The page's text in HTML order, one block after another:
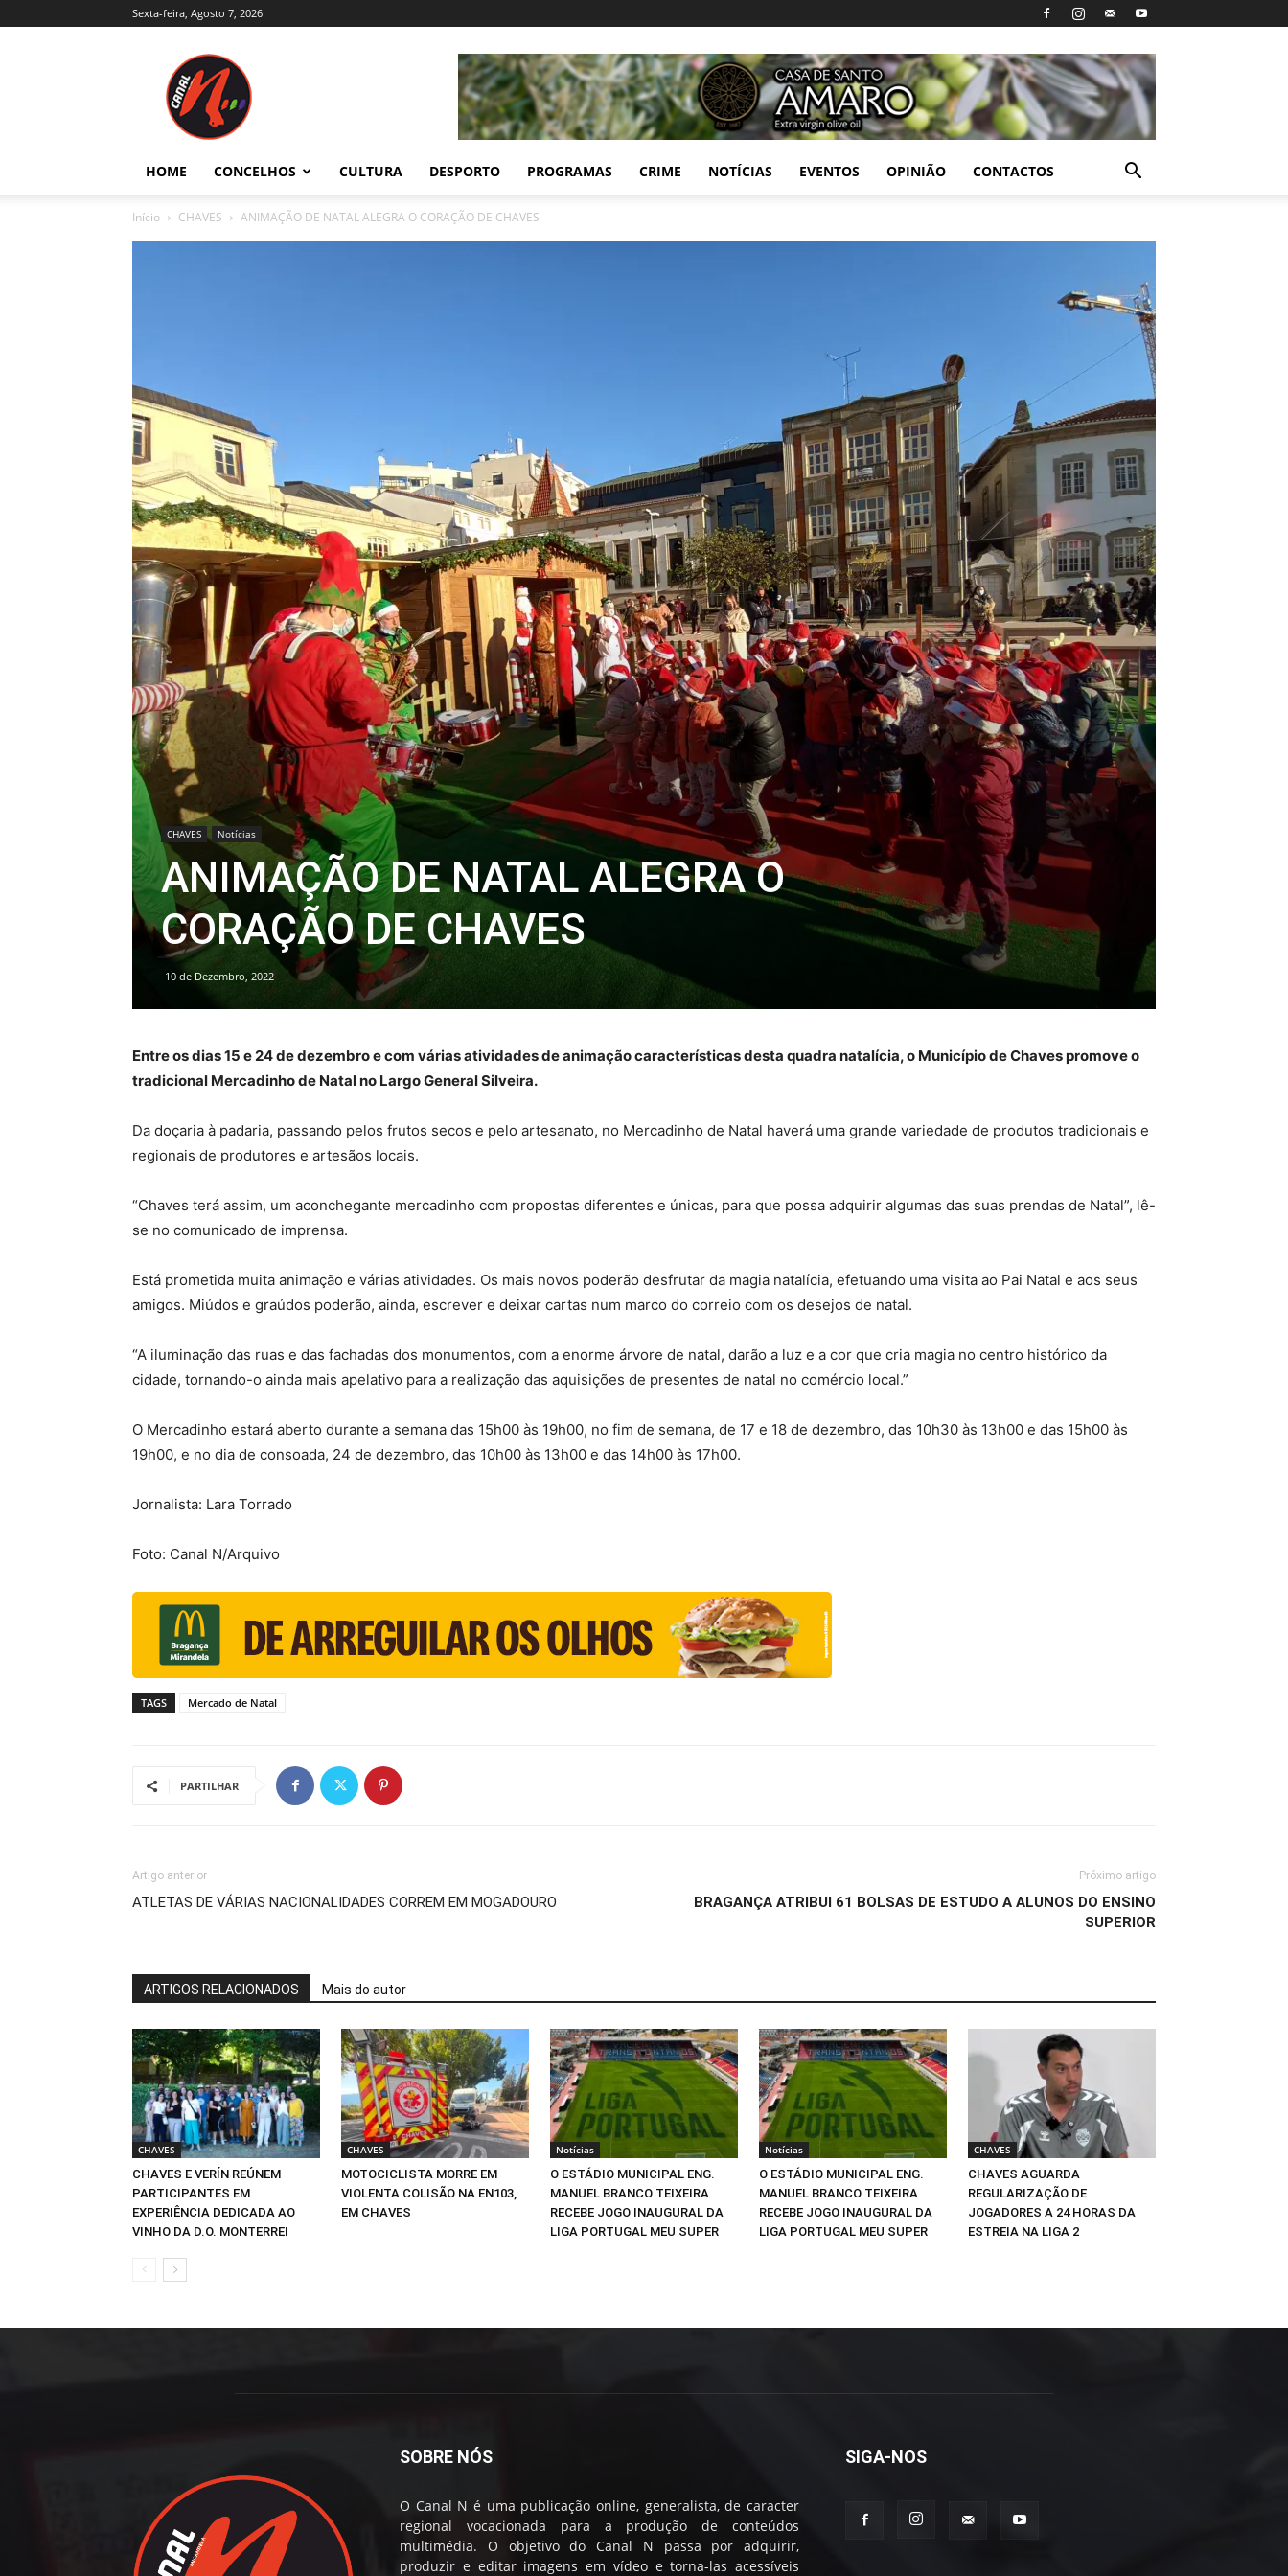
Sexta-feira, Agosto 7, 2026
Trás-
e
Alto
HOME CONCELHOS CULTURA DESPORTO PROGRAMAS CRIME NOTÍCIAS EVENTOS OPINIÃO CONTACTOS
Início CHAVES ANIMAÇÃO DE NATAL ALEGRA O CORAÇÃO DE CHAVES
CHAVES Notícias
ANIMAÇÃO DE NATAL ALEGRA O
CORAÇÃO DE CHAVES
10 de Dezembro, 2022
Entre os dias 15 e 24 de dezembro e com várias atividades de animação características desta quadra natalícia, o Município de Chaves promove o
tradicional Mercadinho de Natal no Largo General Silveira.
Da doçaria à padaria, passando pelos frutos secos e pelo artesanato, no Mercadinho de Natal haverá uma grande variedade de produtos tradicionais e
regionais de produtores e artesãos locais.
“Chaves terá assim, um aconchegante mercadinho com propostas diferentes e únicas, para que possa adquirir algumas das suas prendas de Natal”, lê-
se no comunicado de imprensa.
Está prometida muita animação e várias atividades. Os mais novos poderão desfrutar da magia natalícia, efetuando uma visita ao Pai Natal e aos seus
amigos. Miúdos e graúdos poderão, ainda, escrever e deixar cartas num marco do correio com os desejos de natal.
“A iluminação das ruas e das fachadas dos monumentos, com a enorme árvore de natal, darão a luz e a cor que cria magia no centro histórico da
cidade, tornando-o ainda mais apelativo para a realização das aquisições de presentes de natal no comércio local.”
O Mercadinho estará aberto durante a semana das 15h00 às 19h00, no fim de semana, de 17 e 18 de dezembro, das 10h30 às 13h00 e das 15h00 às
19h00, e no dia de consoada, 24 de dezembro, das 10h00 às 13h00 e das 14h00 às 17h00.
Jornalista: Lara Torrado
Foto: Canal N/Arquivo
TAGS Mercado de Natal
PARTILHAR
Artigo anterior
ATLETAS DE VÁRIAS NACIONALIDADES CORREM EM MOGADOURO
Próximo artigo
BRAGANÇA ATRIBUI 61 BOLSAS DE ESTUDO A ALUNOS DO ENSINO
SUPERIOR
ARTIGOS RELACIONADOS Mais do autor
CHAVES
CHAVES E VERÍN REÚNEM
PARTICIPANTES EM
EXPERIÊNCIA DEDICADA AO
VINHO DA D.O. MONTERREI
CHAVES
MOTOCICLISTA MORRE EM
VIOLENTA COLISÃO NA EN103,
EM CHAVES
Notícias
O ESTÁDIO MUNICIPAL ENG.
MANUEL BRANCO TEIXEIRA
RECEBE JOGO INAUGURAL DA
LIGA PORTUGAL MEU SUPER
Notícias
O ESTÁDIO MUNICIPAL ENG.
MANUEL BRANCO TEIXEIRA
RECEBE JOGO INAUGURAL DA
LIGA PORTUGAL MEU SUPER
CHAVES
CHAVES AGUARDA
REGULARIZAÇÃO DE
JOGADORES A 24 HORAS DA
ESTREIA NA LIGA 2
SOBRE NÓS
O Canal N é uma publicação online, generalista, de caracter
regional vocacionada para a produção de conteúdos
multimédia. O objetivo do Canal N passa por adquirir,
produzir e editar imagens em vídeo e torna-las acessíveis
SIGA-NOS